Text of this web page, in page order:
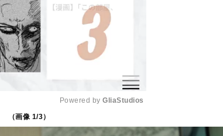
Powered by GliaStudios
（画像 1/3）